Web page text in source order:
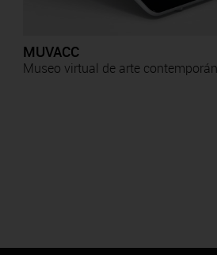
MUVACC
Museo virtual de arte